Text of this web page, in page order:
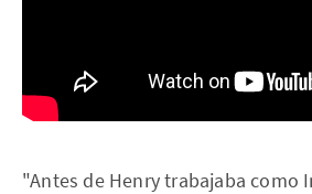
"Antes de Henry trabajaba como